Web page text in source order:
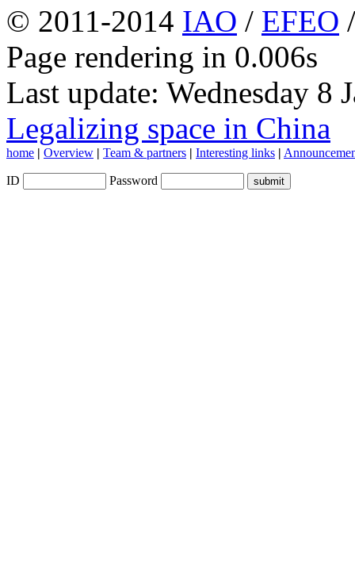
© 2011-2014 IAO / EFEO
Page rendering in 0.006s
Last update: Wednesday 8
Legalizing space in China
home | Overview | Team & partners | Interesting links |
ID Password